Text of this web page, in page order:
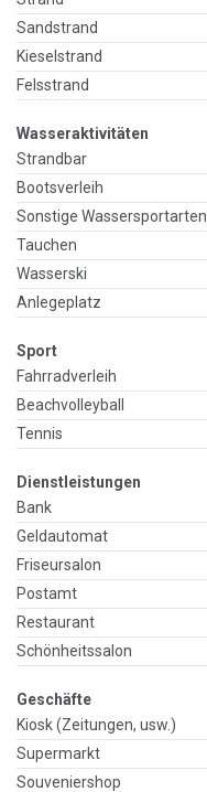
Sandstrand
Kieselstrand
Felsstrand
Wasseraktivitäten
Strandbar
Bootsverleih
Sonstige Wassersportarten
Tauchen
Wasserski
Anlegeplatz
Sport
Fahrradverleih
Beachvolleyball
Tennis
Dienstleistungen
Bank
Geldautomat
Friseursalon
Postamt
Restaurant
Schönheitssalon
Geschäfte
Kiosk (Zeitungen, usw.)
Supermarkt
Souveniershop